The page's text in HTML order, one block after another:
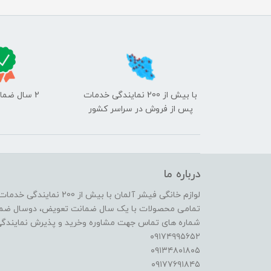
با بیش از 200 نمایندگی خدمات
پس از فروش در سراسر کشور
2 سال ضمانت تعمیر
درباره ما
لوازم خانگی فیشر آلمان با بیش از 200 نمایندگی خدمات پس از فروش در سراسر کشور
تمامی محصولات با یک سال ضمانت تعویض، دوسال ضمانت تعمیر و 5 سال خدمات
شماره هاى تماس جهت مشاوره وخريد و پذيرش
٠٩١٧٤٩٩٥٦٥٢
٠٩١٣٤٨٠١٨٠٥
٠٩١٧٧٦٩١٨٤٥